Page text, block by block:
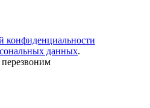
конфиденциальности
данных.